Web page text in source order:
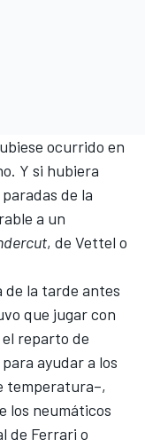
ocurrido en
Y si hubiera
de la
a un
, de Vettel o
de la tarde antes
que jugar con
reparto de
ayudar a los
temperatura–,
los neumáticos
de Ferrari o